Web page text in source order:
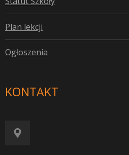
Plan lekcji
Ogłoszenia
KONTAKT